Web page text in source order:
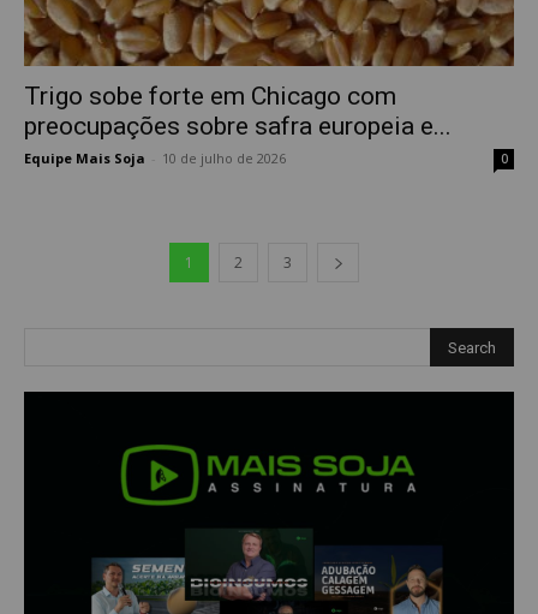
Trigo sobe forte em Chicago com
preocupações sobre safra europeia e...
Equipe Mais Soja 10 de julho de 2026 0
1 2 3